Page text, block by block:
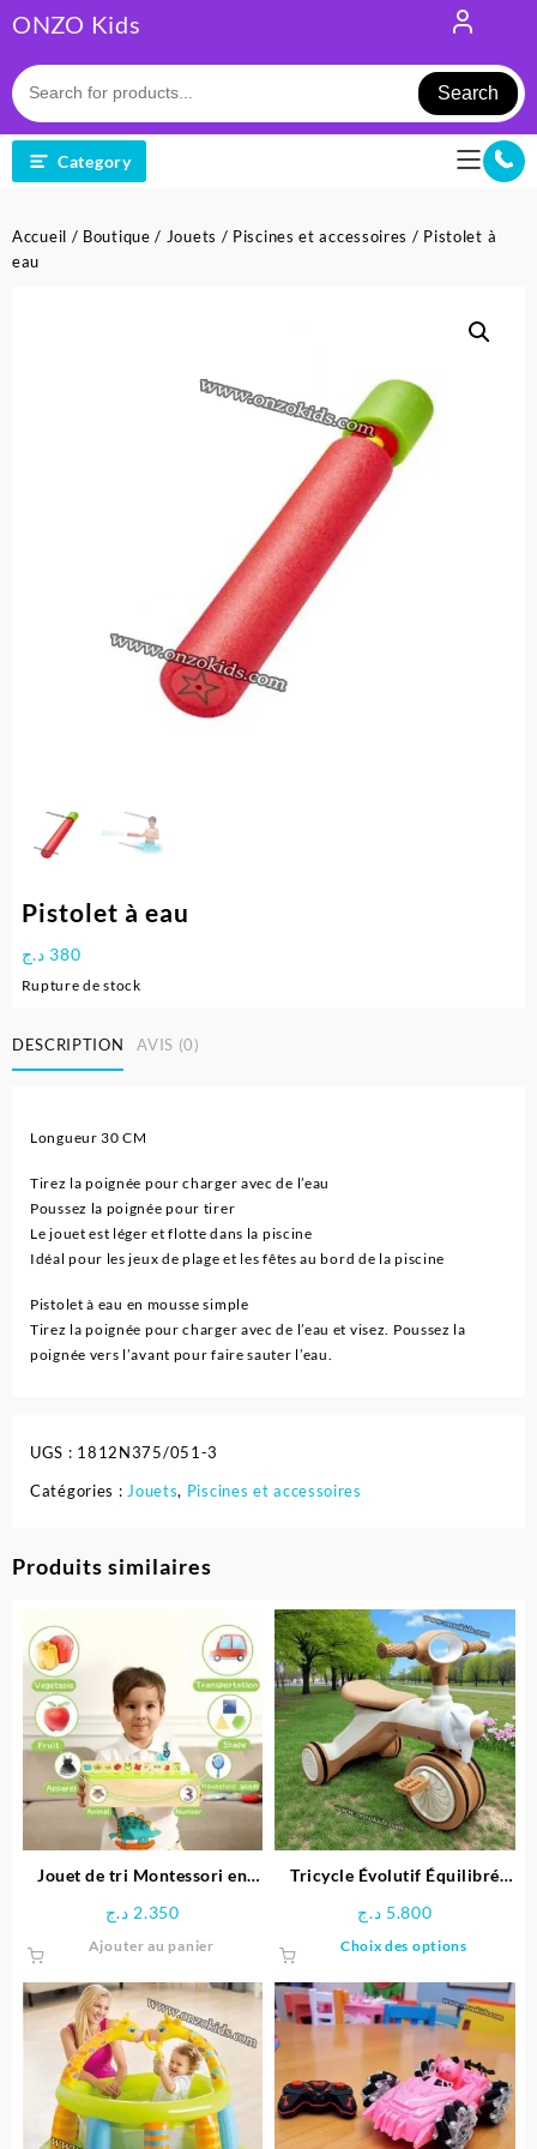
to
content
ONZO Kids
Search
Category
Accueil / Boutique / Jouets / Piscines et accessoires / Pistolet à
eau
Pistolet à eau
380 د.ج
Rupture de stock
DESCRIPTION AVIS (0)
Longueur 30 CM
Tirez la poignée pour charger avec de l’eau
Poussez la poignée pour tirer
Le jouet est léger et flotte dans la piscine
Idéal pour les jeux de plage et les fêtes au bord de la piscine
Pistolet à eau en mousse simple
Tirez la poignée pour charger avec de l’eau et visez. Poussez la
poignée vers l’avant pour faire sauter l’eau.
UGS : 1812N375/051-3
Catégories : Jouets, Piscines et accessoires
Produits similaires
Jouet de tri Montessori en
2.350 د.ج
Ajouter au panier
Tricycle Évolutif Équilibré
5.800 د.ج
Choix des options
a
Les
options
être